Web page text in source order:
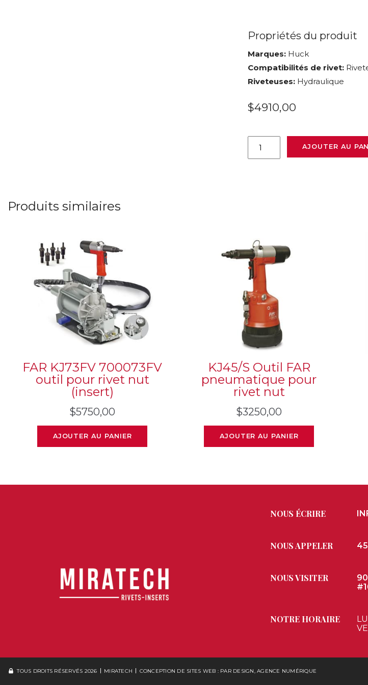
Propriétés du produit
Marques: Huck
Compatibilités de rivet:
Riveteuses: Hydraulique
$4910,00
Huck
AJOUTER AU
Produits similaires
FAR KJ73FV 700073FV
outil pour rivet nut
(insert)
$5750,00
AJOUTER AU PANIER
KJ45/S Outil FAR
pneumatique pour
rivet nut
$3250,00
AJOUTER AU PANIER
NOUS ÉCRIRE
NOUS APPELER
NOUS VISITER
NOTRE HORAIRE
TOUS DROITS RÉSERVÉS 2026 MIRATECH CONCEPTION DE SITES WEB : PAR DESIGN, AGENCE NUMÉRIQUE